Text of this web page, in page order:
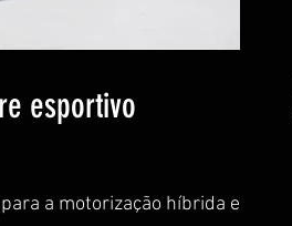
esportivo
a motorização híbrida e a